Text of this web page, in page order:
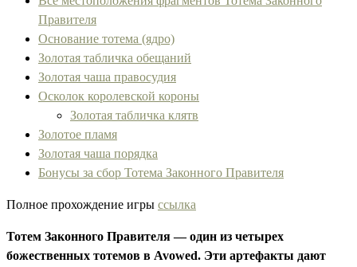
Правителя
Основание тотема (ядро)
Золотая табличка обещаний
Золотая чаша правосудия
Осколок королевской короны
Золотая табличка клятв
Золотое пламя
Золотая чаша порядка
Бонусы за сбор Тотема Законного Правителя
Полное прохождение игры ссылка
Тотем Законного Правителя — один из четырех
божественных тотемов в Avowed. Эти артефакты дают